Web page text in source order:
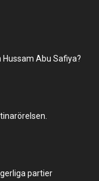
Abu Safiya?
partier